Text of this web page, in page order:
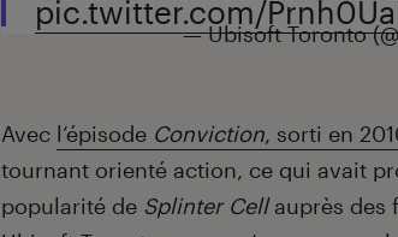
pic.twitter.com/
— Ubisoft Toronto
Avec l’épisode Conviction, sorti en
tournant orienté action, ce qui avait
popularité de Splinter Cellauprès des